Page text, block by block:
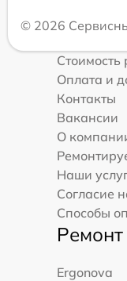
© 2026
Стоимость
Оплата и
Контакты
Вакансии
О
Наши
Согласие
Способы
Ремонт
Ergonova